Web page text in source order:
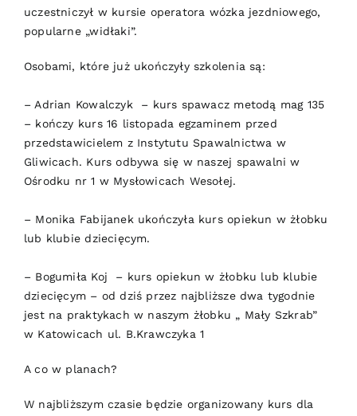
uczestniczył w kursie operatora wózka jezdniowego,
popularne „widłaki”.
Osobami, które już ukończyły szkolenia są:
– Adrian Kowalczyk – kurs spawacz metodą mag 135
– kończy kurs 16 listopada egzaminem przed
przedstawicielem z Instytutu Spawalnictwa w
Gliwicach. Kurs odbywa się w naszej spawalni w
Ośrodku nr 1 w Mysłowicach Wesołej.
– Monika Fabijanek ukończyła kurs opiekun w żłobku
lub klubie dziecięcym.
– Bogumiła Koj – kurs opiekun w żłobku lub klubie
dziecięcym – od dziś przez najbliższe dwa tygodnie
jest na praktykach w naszym żłobku „ Mały Szkrab”
w Katowicach ul. B.Krawczyka 1
A co w planach?
W najbliższym czasie będzie organizowany kurs dla